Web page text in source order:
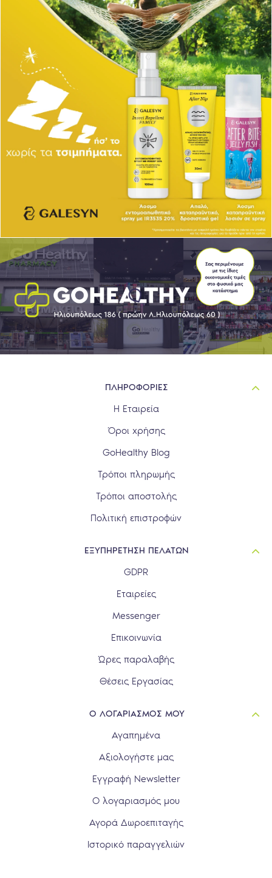
ΠΛΗΡΟΦΟΡΙΕΣ
Η Εταιρεία
Όροι χρήσης
GoHealthy Blog
Τρόποι πληρωμής
Τρόποι αποστολής
Πολιτική επιστροφών
ΕΞΥΠΗΡΕΤΗΣΗ ΠΕΛΑΤΩΝ
GDPR
Εταιρείες
Messenger
Επικοινωνία
Ώρες παραλαβής
Θέσεις Εργασίας
Ο ΛΟΓΑΡΙΑΣΜΟΣ ΜΟΥ
Αγαπημένα
Αξιολογήστε μας
Εγγραφή Newsletter
Ο λογαριασμός μου
Αγορά Δωροεπιταγής
Ιστορικό παραγγελιών